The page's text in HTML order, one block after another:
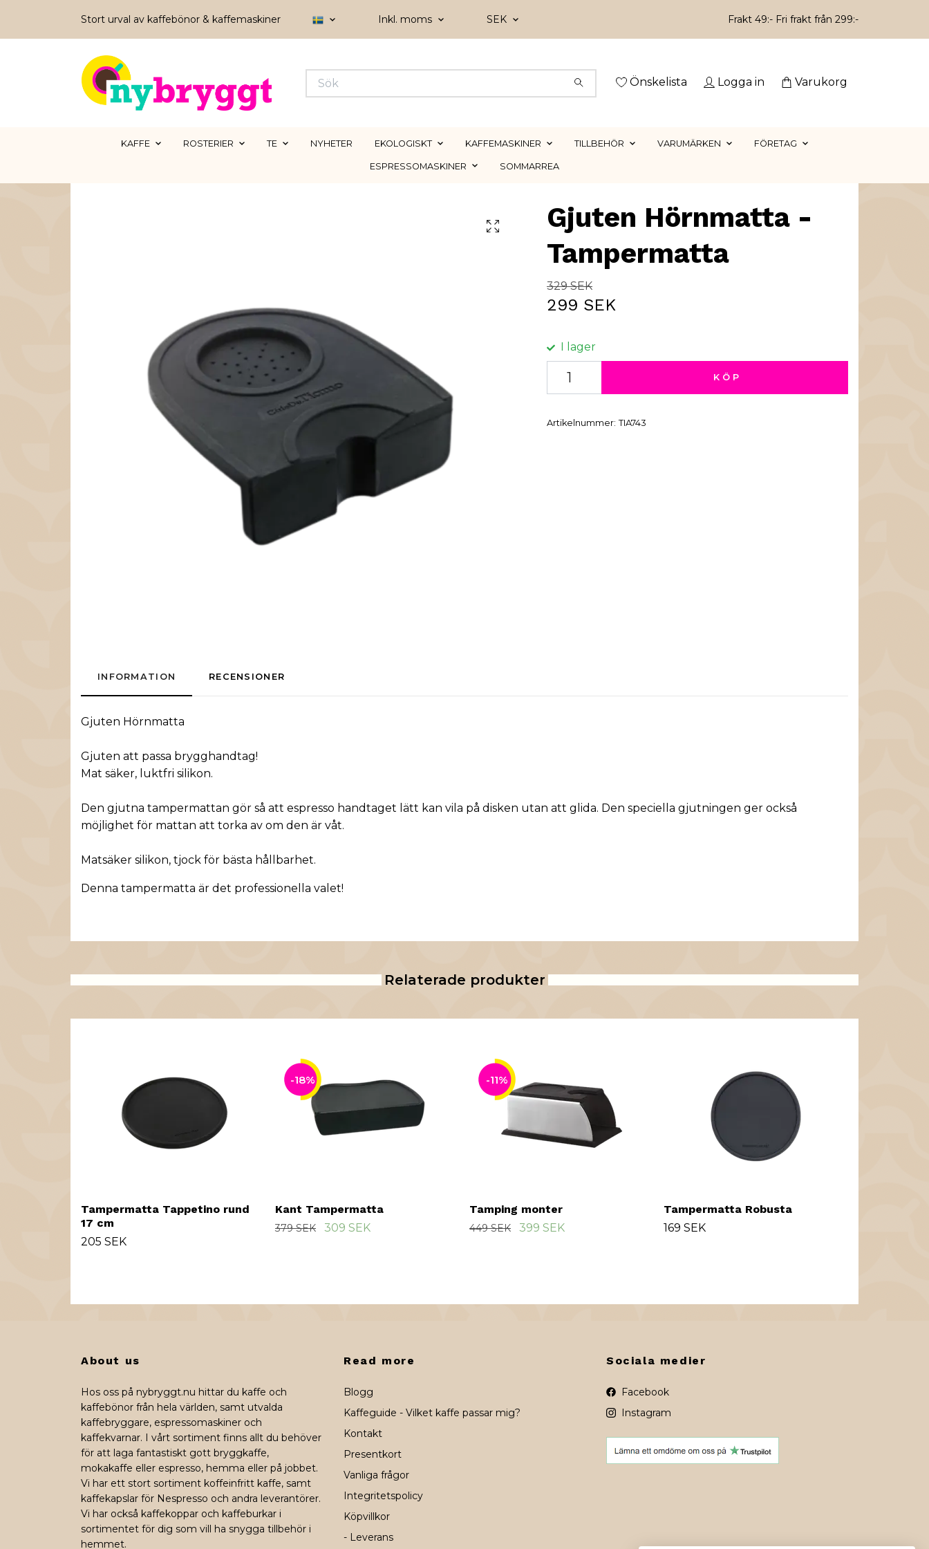
Stort urval av kaffebönor & kaffemaskiner Inkl. moms SEK Frakt 49:- Fri frakt från 299:-
Önskelista Logga in Varukorg
KAFFE ROSTERIER TE NYHETER EKOLOGISKT KAFFEMASKINER TILLBEHÖR VARUMÄRKEN FÖRETAG
ESPRESSOMASKINER SOMMARREA
Gjuten Hörnmatta -
Tampermatta
329 SEK
299 SEK
I lager
KÖP
Artikelnummer: TIA743
INFORMATION RECENSIONER
Gjuten Hörnmatta
Gjuten att passa brygg handtag!
Mat säker, luktfri silikon.
Den gjutna tampermattan gör så att espresso handtaget lätt kan vila på disken utan att glida. Den speciella gjutningen ger också
möjlighet för mattan att torka av om den är våt.
Matsäker silikon, tjock för bästa hållbarhet.
Denna tampermatta är det professionella valet!
Relaterade produkter
Tampermatta Tappetino rund
17 cm
205 SEK
-18%
Kant Tampermatta
379 SEK 309 SEK
-11%
Tamping monter
449 SEK 399 SEK
Tampermatta Robusta
169 SEK
About us
Hos oss på nybryggt.nu hittar du kaffe och
kaffebönor från hela världen, samt utvalda
kaffebryggare, espressomaskiner och
kaffekvarnar. I vårt sortiment finns allt du behöver
för att laga fantastiskt gott bryggkaffe,
mokakaffe eller espresso, hemma eller på jobbet.
Vi har ett stort sortiment koffeinfritt kaffe, samt
kaffekapslar för Nespresso och andra leverantörer.
Vi har också kaffekoppar och kaffeburkar i
sortimentet för dig som vill ha snygga tillbehör i
hemmet.
Read more
Blogg
Kaffeguide - Vilket kaffe passar mig?
Kontakt
Presentkort
Vanliga frågor
Integritetspolicy
Köpvillkor
- Leverans
Sociala medier
Facebook
Instagram